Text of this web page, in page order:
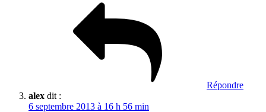
Répondre
alex dit :
6 septembre 2013 à 16 h 56 min